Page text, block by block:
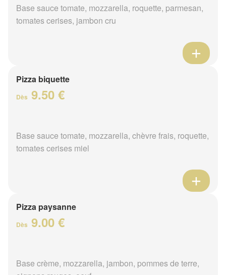
Base sauce tomate, mozzarella, roquette, parmesan,
tomates cerises, jambon cru
Pizza biquette
Dès 9.50 €
Base sauce tomate, mozzarella, chèvre frais, roquette,
tomates cerises miel
Pizza paysanne
Dès 9.00 €
Base crème, mozzarella, jambon, pommes de terre,